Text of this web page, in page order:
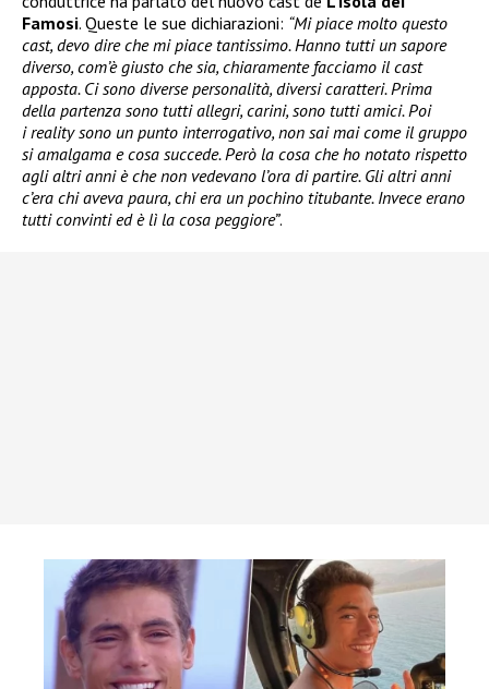
Famosi. Queste le sue dichiarazioni: “Mi piace molto questo
cast, devo dire che mi piace tantissimo. Hanno tutti un sapore
diverso, com’è giusto che sia, chiaramente facciamo il cast
apposta. Ci sono diverse personalità, diversi caratteri. Prima
della partenza sono tutti allegri, carini, sono tutti amici. Poi
i reality sono un punto interrogativo, non sai mai come il gruppo
si amalgama e cosa succede. Però la cosa che ho notato rispetto
agli altri anni è che non vedevano l’ora di partire. Gli altri anni
c’era chi aveva paura, chi era un pochino titubante. Invece erano
tutti convinti ed è lì la cosa peggiore”.